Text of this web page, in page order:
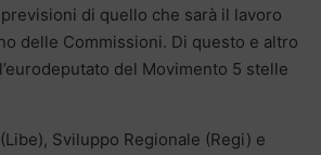
di quello che sarà il lavoro
delle Commissioni. Di questo e altro
del Movimento 5 stelle
Sviluppo Regionale (Regi) e